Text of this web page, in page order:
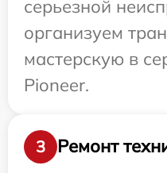
серьезной
организуем
мастерскую в
Pioneer.
3
Ремонт